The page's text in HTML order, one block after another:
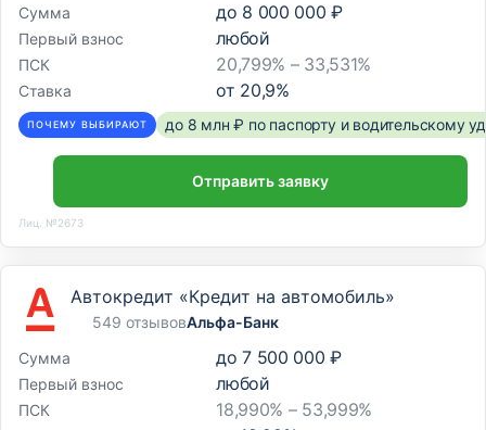
Сумма
до 8 000 000 ₽
Первый взнос любой
ПСК 20,799% – 33,531%
Ставка от 20,9%
ПОЧЕМУ ВЫБИРАЮТ до 8 млн ₽ по паспорту и водительскому
Отправить заявку
Лиц. №2673
Автокредит «Кредит на автомобиль»
549 отзывовАльфа-Банк
Сумма
до 7 500 000 ₽
Первый взнос любой
ПСК 18,990% – 53,999%